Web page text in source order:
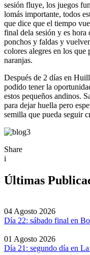
sesión fluye, los juegos
lomás importante, todos
que dice que el tiempo
final dela sesión y es hora
ponchos y faldas y
colores alegres en los
naranjas.
Después de 2 días en
podido tener la
estos pequeños andinos.
para dejar huella pero
semilla que pueda seguir
Share
i
Últimas
04 Agosto 2026
Día 22: sábado final en
01 Agosto 2026
Día 21: segundo día en La